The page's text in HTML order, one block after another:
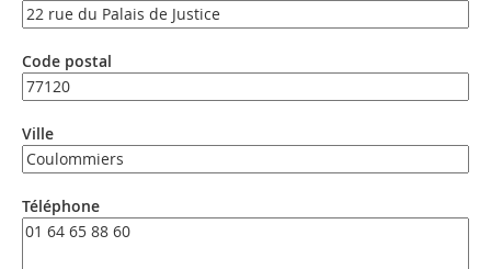
Code postal
Ville
Téléphone